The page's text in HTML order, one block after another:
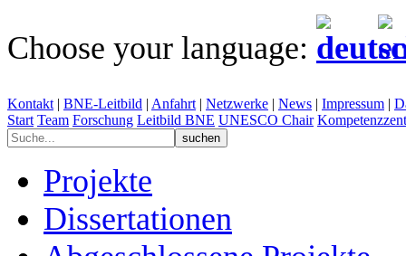
Choose your language:
Kontakt | BNE-Leitbild | Anfahrt | Netzwerke | News | Impressum |
Start Team Forschung Leitbild BNE UNESCO Chair
Projekte
Dissertationen